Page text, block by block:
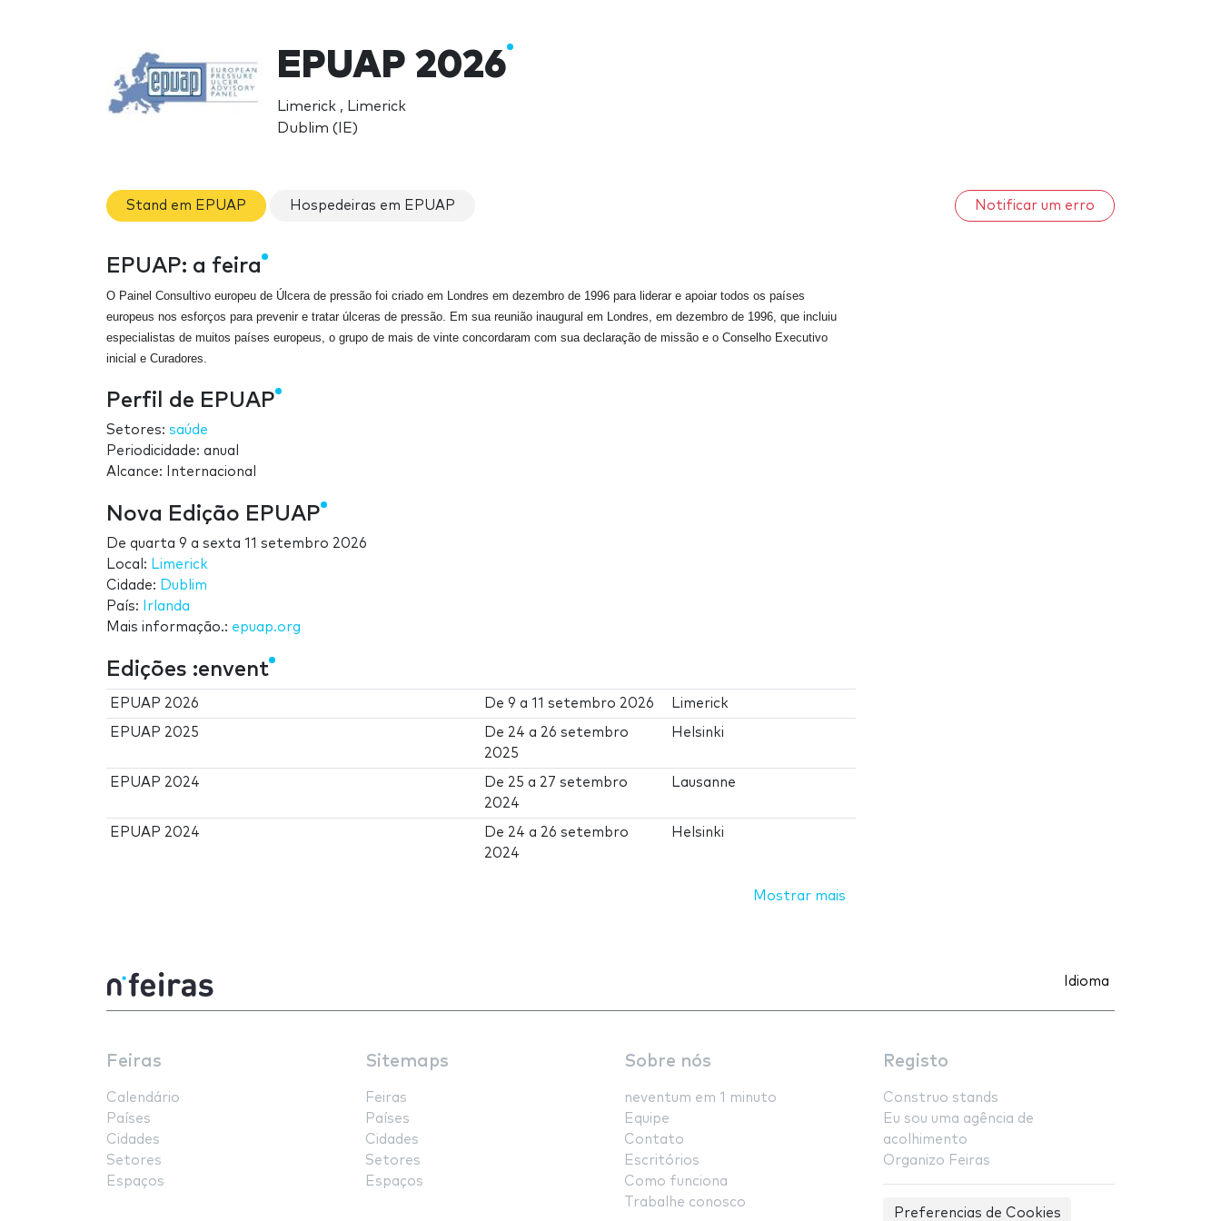
EPUAP 2026
Limerick , Limerick
Dublim (IE)
Stand em EPUAP Hospedeiras em EPUAP Notificar um erro
EPUAP: a feira
O Painel Consultivo europeu de Úlcera de pressão foi criado em Londres em dezembro de 1996 para liderar e apoiar todos os países
europeus nos esforços para prevenir e tratar úlceras de pressão. Em sua reunião inaugural em Londres, em dezembro de 1996, que incluiu
especialistas de muitos países europeus, o grupo de mais de vinte concordaram com sua declaração de missão e o Conselho Executivo
inicial e Curadores.
Perfil de EPUAP
Setores: saúde
Periodicidade: anual
Alcance: Internacional
Nova Edição EPUAP
De quarta 9 a sexta 11 setembro 2026
Local: Limerick
Cidade: Dublim
País:
Irlanda
Mais informação.: epuap.org
Edições :envent
EPUAP 2026 De9 a11 setembro 2026 Limerick
EPUAP 2025 De 24 a 26 setembro
2025
Helsinki
EPUAP 2024 De 25 a 27 setembro
2024
Lausanne
EPUAP 2024 De 24 a 26 setembro
2024
Helsinki
Mostrar mais
Idioma
Feiras
Calendário
Países
Cidades
Setores
Espaços
Sitemaps
Feiras
Países
Cidades
Setores
Espaços
Sobre nós
neventum em 1 minuto
Equipe
Contato
Escritórios
Como funciona
Trabalhe conosco
Registo
Construo stands
Eu sou uma agência de
acolhimento
Organizo Feiras
Preferencias de Cookies